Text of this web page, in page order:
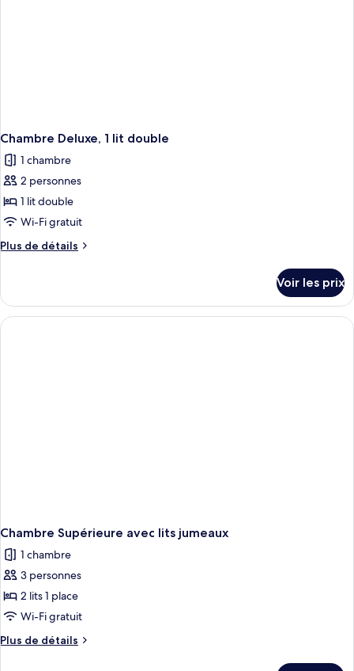
Chambre Deluxe, 1 lit double
1 chambre
2 personnes
1 lit double
Wi-Fi gratuit
Plus de détails
Plus
le
type
de
Voir les prix
Chambre Supérieure avec lits jumeaux
1 chambre
3 personnes
2 lits 1 place
Wi-Fi gratuit
Plus de détails
Plus